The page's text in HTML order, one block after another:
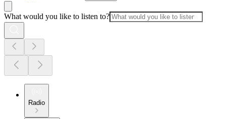
What would you like to listen to?
Radio